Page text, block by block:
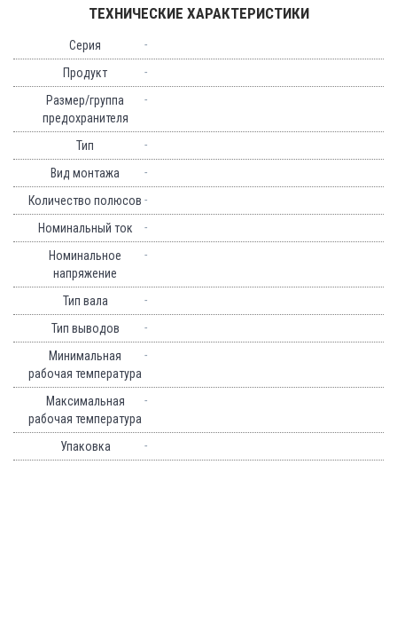
ТЕХНИЧЕСКИЕ ХАРАКТЕРИСТИКИ
Серия
-
Продукт
-
Размер/группа
предохранителя
-
Тип
-
Вид монтажа
-
Количество полюсов -
Номинальный ток
-
Номинальное
напряжение
-
Тип вала
-
Тип выводов
-
Минимальная
рабочая температура
-
Максимальная
рабочая температура
-
Упаковка -